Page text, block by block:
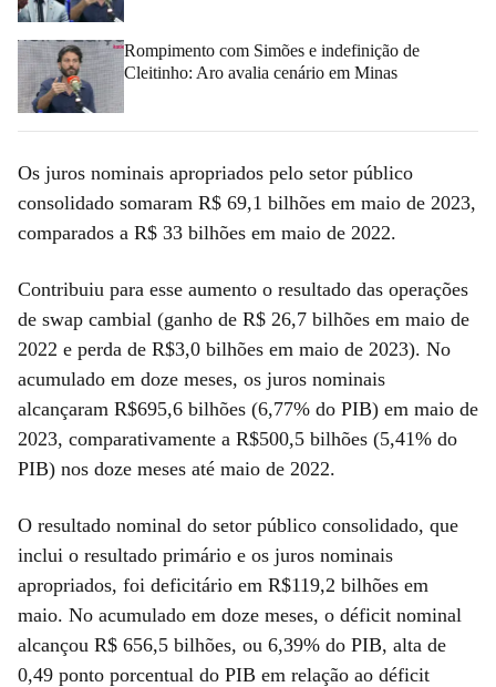
Rompimento com Simões e indefinição de
Cleitinho: Aro avalia cenário em Minas
Os juros nominais apropriados pelo setor público
consolidado somaram R$ 69,1 bilhões em maio de 2023,
comparados a R$ 33 bilhões em maio de 2022.
Contribuiu para esse aumento o resultado das operações
de swap cambial (ganho de R$ 26,7 bilhões em maio de
2022 e perda de R$3,0 bilhões em maio de 2023). No
acumulado em doze meses, os juros nominais
alcançaram R$695,6 bilhões (6,77% do PIB) em maio de
2023, comparativamente a R$500,5 bilhões (5,41% do
PIB) nos doze meses até maio de 2022.
O resultado nominal do setor público consolidado, que
inclui o resultado primário e os juros nominais
apropriados, foi deficitário em R$119,2 bilhões em
maio. No acumulado em doze meses, o déficit nominal
alcançou R$ 656,5 bilhões, ou 6,39% do PIB, alta de
0,49 ponto porcentual do PIB em relação ao déficit